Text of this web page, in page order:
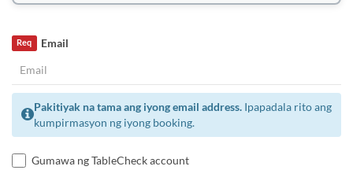
Email
Req
Pakitiyak na tama ang iyong email address. Ipapadala rito ang
kumpirmasyon ng iyong booking.
Gumawa ng TableCheck account